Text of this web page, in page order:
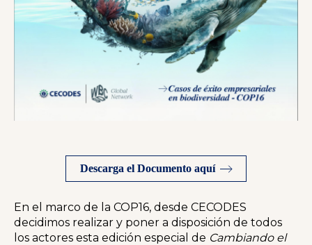
Descarga el Documento aquí
En el marco de la COP16, desde CECODES
decidimos realizar y poner a disposición de todos
los actores esta edición especial de Cambiando el